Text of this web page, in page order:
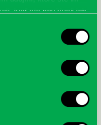
keď ste používali ich